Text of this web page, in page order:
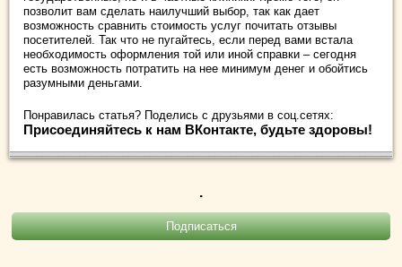
позволит вам сделать наилучший выбор, так как дает
возможность сравнить стоимость услуг почитать отзывы
посетителей. Так что не пугайтесь, если перед вами встала
необходимость оформления той или иной справки – сегодня
есть возможность потратить на нее минимум денег и обойтись
разумными деньгами.
Понравилась статья? Поделись с друзьями в соц.сетях:
Присоединяйтесь к нам ВКонтакте, будьте здоровы!
.